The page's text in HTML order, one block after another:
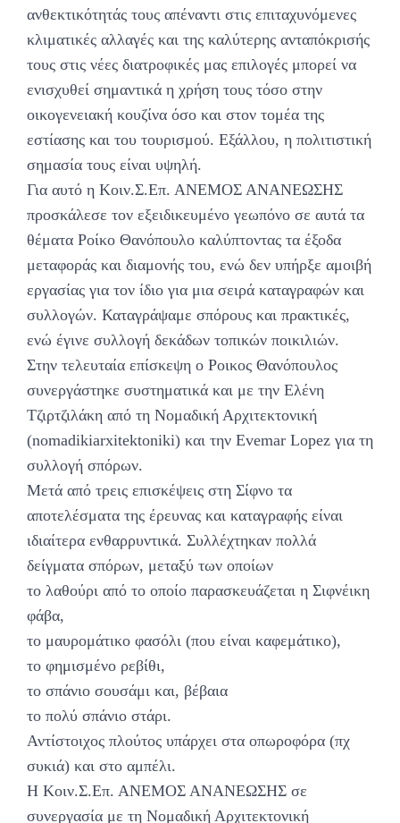
ανθεκτικότητάς τους απέναντι στις επιταχυνόμενες
κλιματικές αλλαγές και της καλύτερης ανταπόκρισής
τους στις νέες διατροφικές μας επιλογές μπορεί να
ενισχυθεί σημαντικά η χρήση τους τόσο στην
οικογενειακή κουζίνα όσο και στον τομέα της
εστίασης και του τουρισμού. Εξάλλου, η πολιτιστική
σημασία τους είναι υψηλή.
Για αυτό η Κοιν.Σ.Επ. ΑΝΕΜΟΣ ΑΝΑΝΕΩΣΗΣ
προσκάλεσε τον εξειδικευμένο γεωπόνο σε αυτά τα
θέματα Ροίκο Θανόπουλο καλύπτοντας τα έξοδα
μεταφοράς και διαμονής του, ενώ δεν υπήρξε αμοιβή
εργασίας για τον ίδιο για μια σειρά καταγραφών και
συλλογών. Καταγράψαμε σπόρους και πρακτικές,
ενώ έγινε συλλογή δεκάδων τοπικών ποικιλιών.
Στην τελευταία επίσκεψη ο Ροικος Θανόπουλος
συνεργάστηκε συστηματικά και με την Ελένη
Τζιρτζιλάκη από τη Νομαδική Αρχιτεκτονική
(nomadikiarxitektoniki) και την Evemar Lopez για τη
συλλογή σπόρων.
Μετά από τρεις επισκέψεις στη Σίφνο τα
αποτελέσματα της έρευνας και καταγραφής είναι
ιδιαίτερα ενθαρρυντικά. Συλλέχτηκαν πολλά
δείγματα σπόρων, μεταξύ των οποίων
το λαθούρι από το οποίο παρασκευάζεται η Σιφνέικη
φάβα,
το μαυρομάτικο φασόλι (που είναι καφεμάτικο),
το φημισμένο ρεβίθι,
το σπάνιο σουσάμι και, βέβαια
το πολύ σπάνιο στάρι.
Αντίστοιχος πλούτος υπάρχει στα οπωροφόρα (πχ
συκιά) και στο αμπέλι.
Η Κοιν.Σ.Επ. ΑΝΕΜΟΣ ΑΝΑΝΕΩΣΗΣ σε
συνεργασία με τη Νομαδική Αρχιτεκτονική